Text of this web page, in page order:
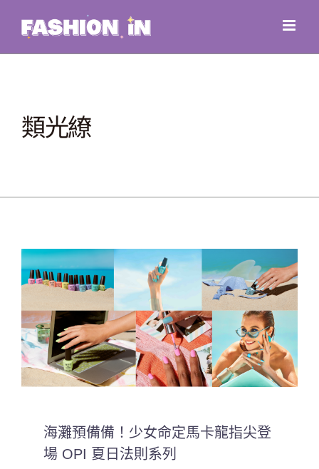
content
類光繚
海灘預備備！少女命定馬卡龍指尖登
場 OPI 夏日法則系列